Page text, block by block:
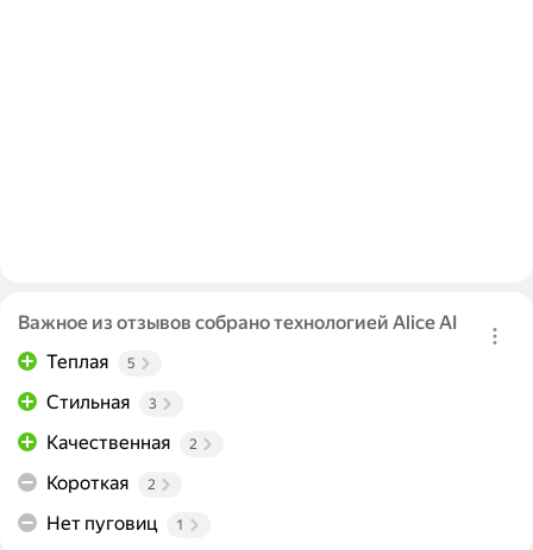
Важное из отзывов собрано технологией Alice AI
Теплая
5
Стильная 3
Качественная 2
Короткая 2
Нет пуговиц 1